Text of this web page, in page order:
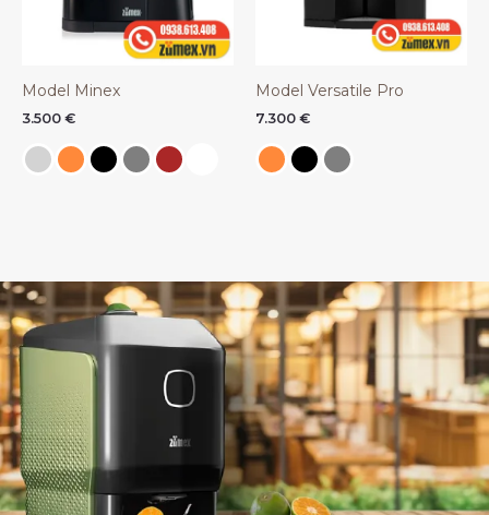
Model Minex
3.500 €
Model Versatile Pro
7.300 €